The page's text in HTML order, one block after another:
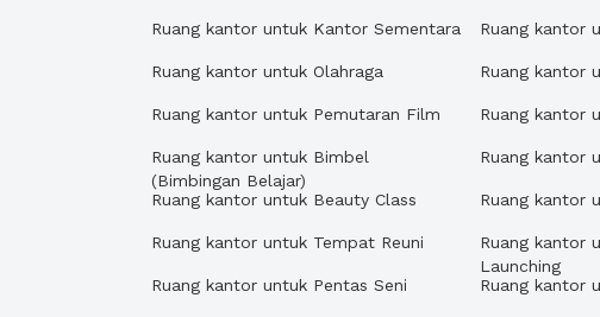
Ruang kantor untuk Kantor Sementara Ruang kantor
Ruang kantor untuk Olahraga Ruang kantor
Ruang kantor untuk Pemutaran Film Ruang kantor
Ruang kantor untuk Bimbel
(Bimbingan Belajar)
Ruang kantor
Ruang kantor untuk Beauty Class
Ruang kantor
Ruang kantor untuk Tempat Reuni
Ruang kantor
Launching
Ruang kantor untuk Pentas Seni Ruang kantor